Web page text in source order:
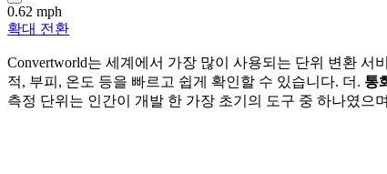
0.62 mph
확대 전환
Convertworld는 세계에서 가장 많이 사용되는 단위 변환 서
적, 부피, 온도 등을 빠르고 쉽게 확인할 수 있습니다. 더. 통
측정 단위는 인간이 개발 한 가장 초기의 도구 중 하나였으